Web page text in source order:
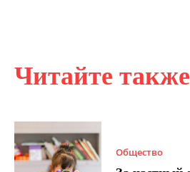
Читайте также
Общество